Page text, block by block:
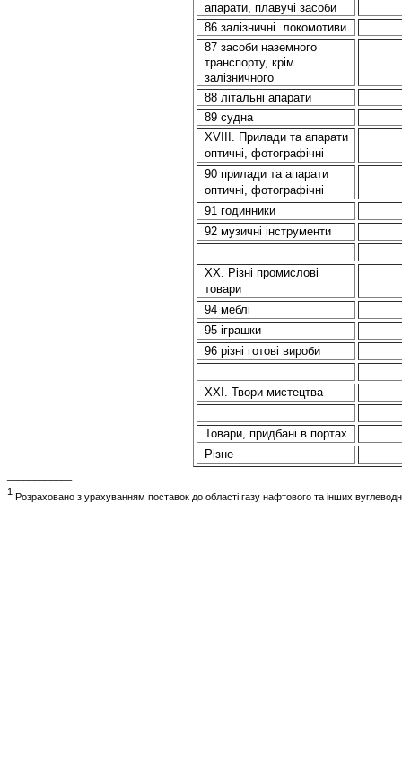
апарати, плавучі засоби
86 залізничні локомотиви
87 засоби наземного
транспорту, крім
залізничного
88 літальні апарати
89 судна
XVIII. Прилади та апарати
оптичні, фотографічні
90 прилади та апарати
оптичні, фотографічні
91 годинники
92 музичні інструменти
XX. Різні промислові
товари
94 меблі
95 іграшки
96 різні готові вироби
ХХІ. Твори мистецтва
Товари, придбані в портах
Різне
1
Розраховано з урахуванням поставок до області газу нафтового та інших